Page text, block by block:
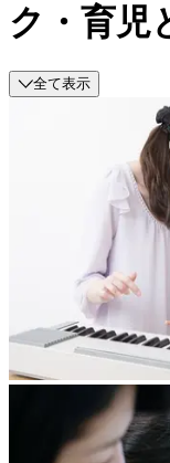
ク・育児
全て表示